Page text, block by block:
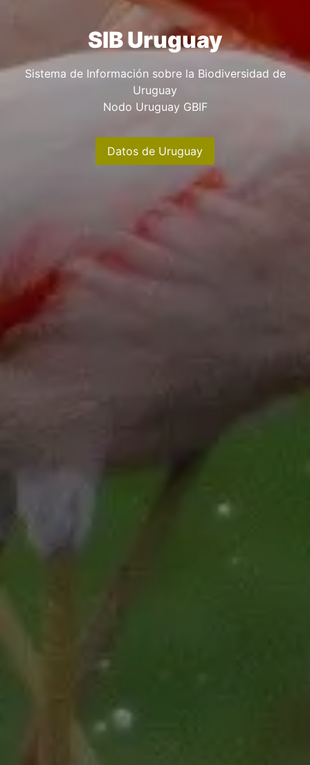
SIB Uruguay
Sistema de Información sobre la Biodiversidad de
Uruguay
Nodo Uruguay GBIF
Datos de Uruguay